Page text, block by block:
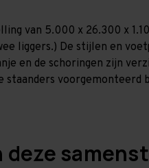
van 5.000 x 26.300 x
liggers.) De stijlen en
en de schoringen zijn
staanders